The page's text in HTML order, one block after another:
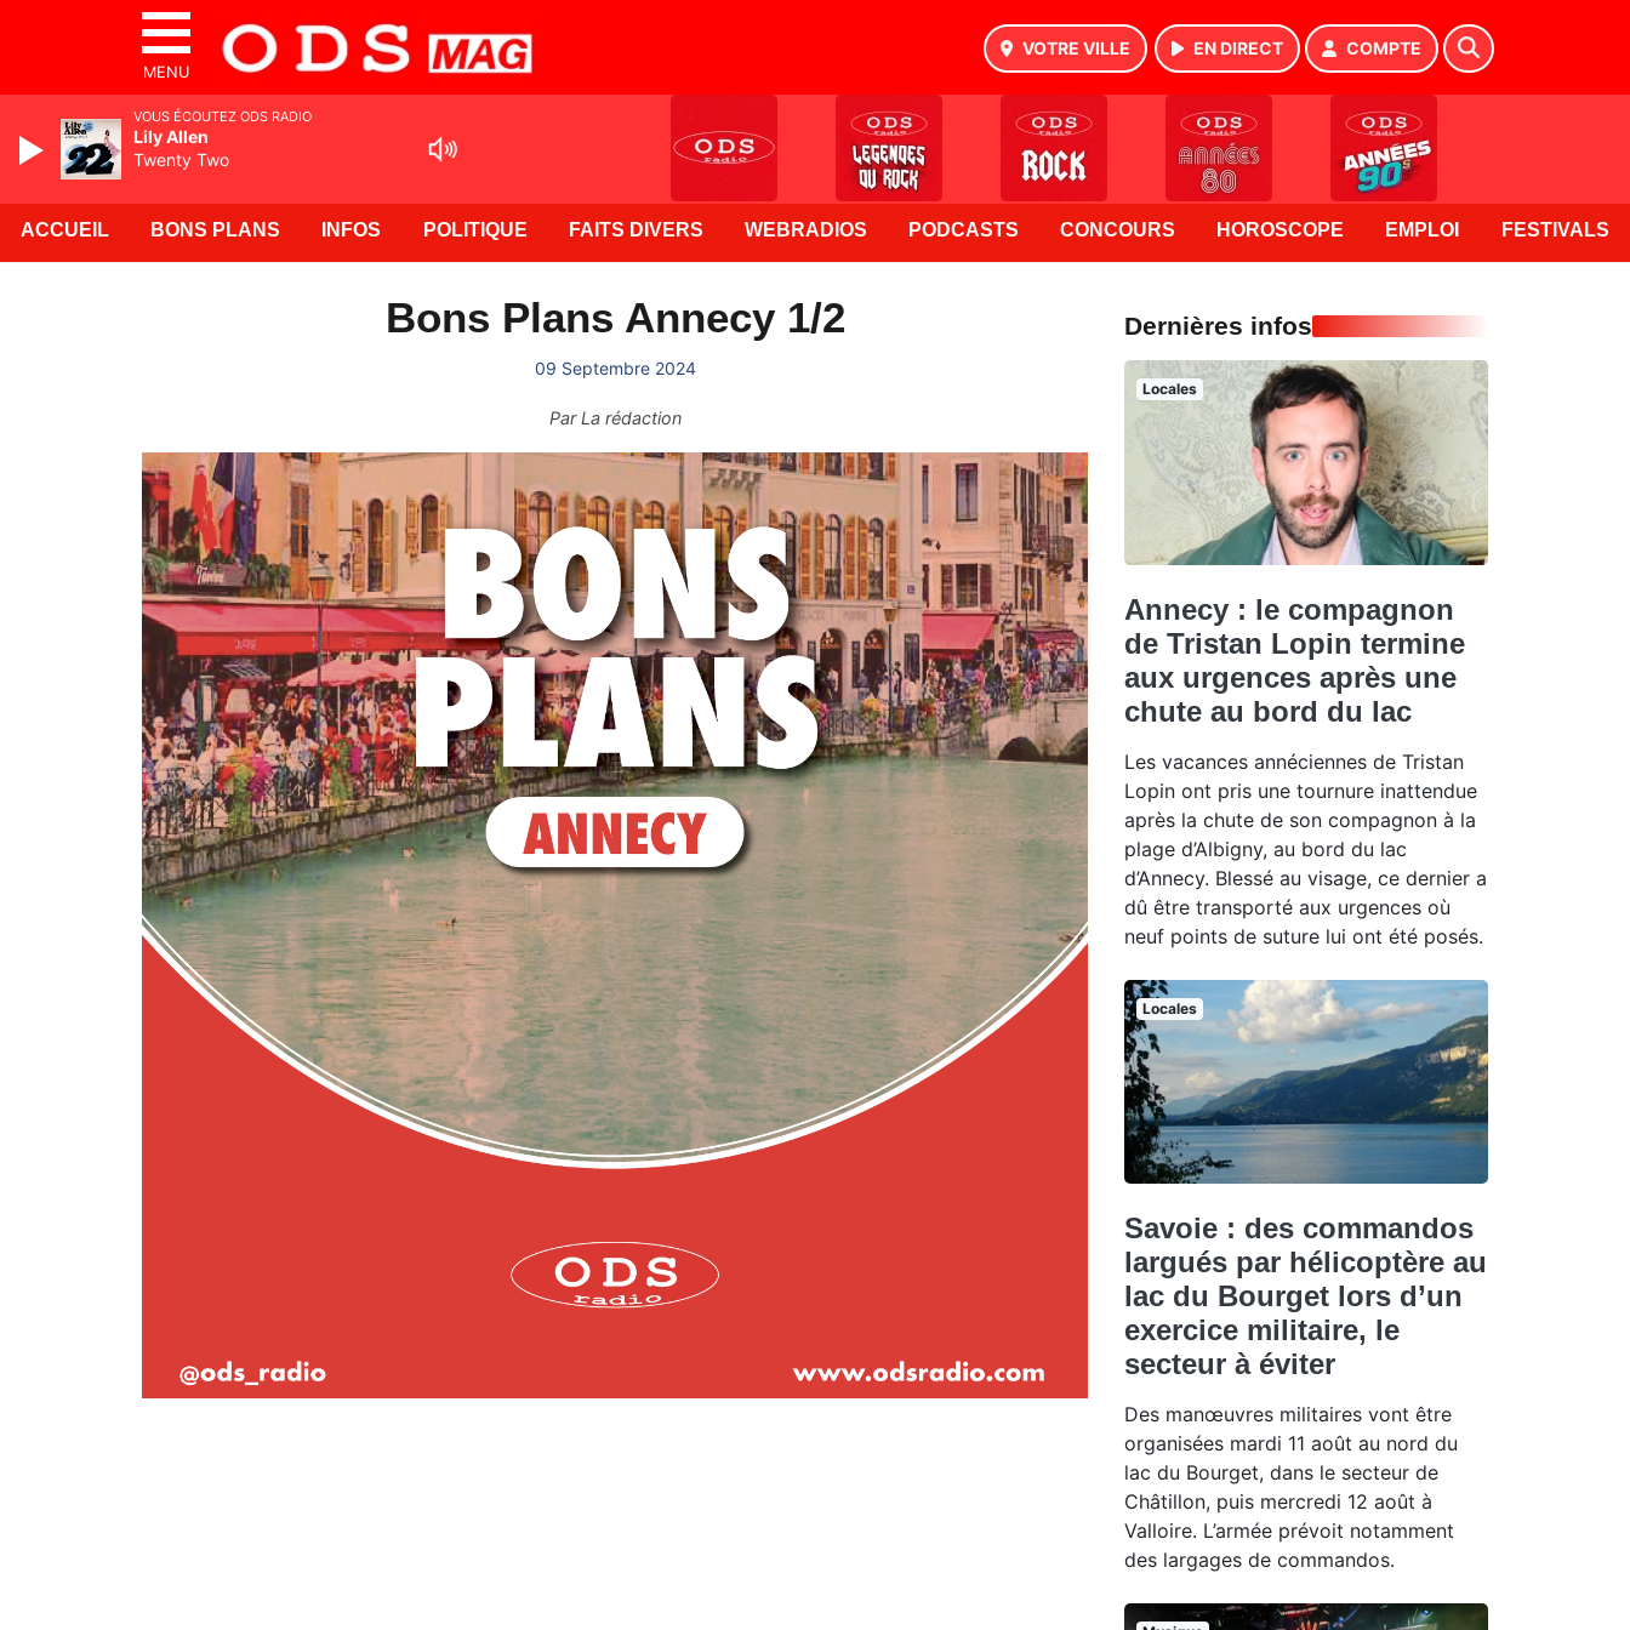
MENU
VOTRE VILLE EN DIRECT COMPTE
ACCUEIL BONS PLANS INFOS POLITIQUE FAITS DIVERS WEBRADIOS PODCASTS CONCOURS HOROSCOPE EMPLOI FESTIVALS
Bons Plans Annecy 1/2
09 Septembre 2024
ParLa rédaction
Dernières infos
Locales
Annecy : le compagnon
de Tristan Lopin termine
aux urgences après une
chute au bord du lac
Les vacances annéciennes de Tristan
Lopin ont pris une tournure inattendue
après la chute de son compagnon à la
plage d’Albigny, au bord du lac
d’Annecy. Blessé au visage, ce dernier a
dû être transporté aux urgences où
neuf points de suture lui ont été posés.
Locales
Savoie : des commandos
largués par hélicoptère au
lac du Bourget lors d’un
exercice militaire, le
secteur à éviter
Des manœuvres militaires vont être
organisées mardi 11 août au nord du
lac du Bourget, dans le secteur de
Châtillon, puis mercredi 12 août à
Valloire. L’armée prévoit notamment
des largages de commandos.
VOUS ÉCOUTEZ ODS RADIO
Lily Allen
Twenty Two